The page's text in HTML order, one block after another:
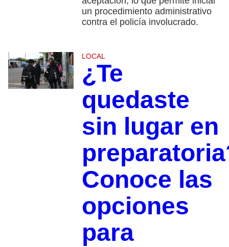
un procedimiento administrativo
contra el policía involucrado.
LOCAL
¿Te
quedaste
sin lugar en
Conoce las
opciones
para